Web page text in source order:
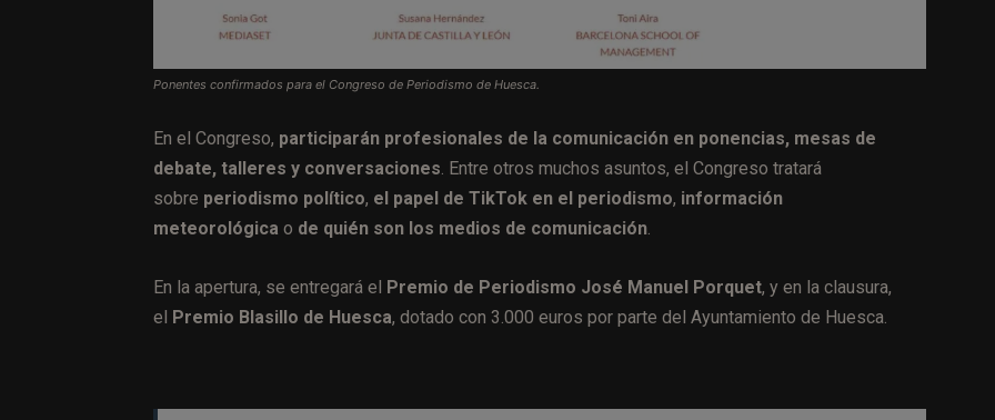
Ponentes confirmados para el Congreso de Periodismo de Huesca.
En el Congreso, participarán profesionales de la comunicación en ponencias, mesas de
debate, talleres y conversaciones. Entre otros muchos asuntos, el Congreso tratará
sobre periodismo político, el papel de TikTok en el periodismo, información
meteorológica o de quién son los medios de comunicación.
En la apertura, se entregará el Premio de Periodismo José Manuel Porquet, y en la clausura,
el
Premio Blasillo de Huesca, dotado con 3.000 euros por parte del Ayuntamiento de Huesca.